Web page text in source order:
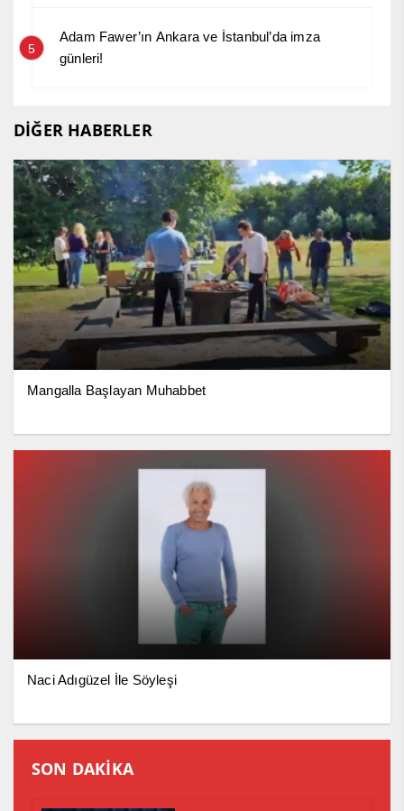
5
Adam Fawer’ın Ankara ve İstanbul’da imza
günleri!
DİĞER HABERLER
Mangalla Başlayan Muhabbet
Naci Adıgüzel İle Söyleşi
SON DAKİKA